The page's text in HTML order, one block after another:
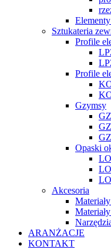
Sztukateria
Profile
Profile
Gzymsy
Opaski
Akcesoria
ARANŻACJE
KONTAKT